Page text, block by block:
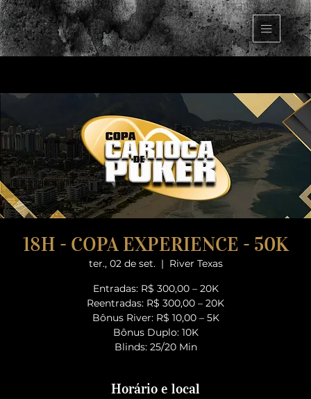
18H - COPA EXPERIENCE - 50K
ter., 02 de set.
  |
River Texas
Entradas: R$ 300,00 – 20K
Reentradas: R$ 300,00 – 20K
Bônus River: R$ 10,00 – 5K
Bônus Duplo: 10K
Blinds: 25/20 Min
Horário e local